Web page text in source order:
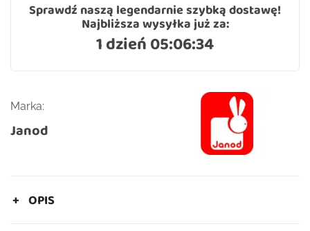
Sprawdź naszą legendarnie szybką dostawę!
Najbliższa wysyłka już za:
1 dzień 05:06:33
Marka:
Janod
OPIS